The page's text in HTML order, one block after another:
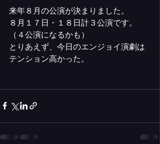
来年８月の公演が決まりました。
８月１７日・１８日計３公演です。
（４公演になるかも）
とりあえず、今日のエンジョイ演劇は
テンション高かった。